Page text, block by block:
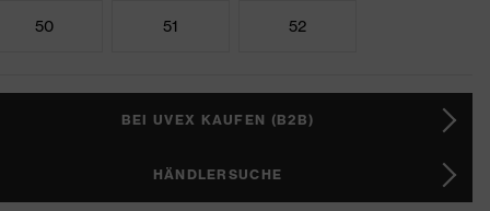
50 51 52
BEI UVEX KAUFEN (B2B)
HÄNDLERSUCHE